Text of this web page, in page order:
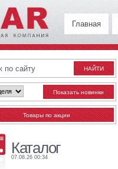
Главная
Каталог
07.08.26 00:34